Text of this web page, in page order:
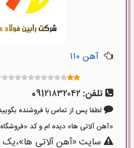
آهن ۱۱۰
تلفن: 091۲۱۸۳۲۰۴۲
لطفا پس از تماس با فروشنده
«آهن آلاتی ها» دیده ام و کد «فروشگاه-10445» را اعلام
سایت «آهن آلاتی